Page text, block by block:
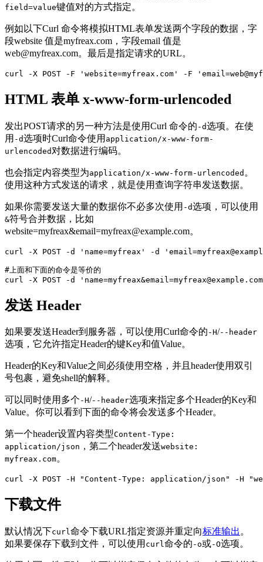
field=value键值对的方式指定。
例如以下Curl 命令将模拟HTML表单发送两个字段的数据，字
段website 值是myfreax.com，字段email 值是
web@myfreax.com。最后是指定请求的URL。
curl -X POST -F 'website=myfreax.com' -F
HTML 表单 x-www-form-urlencoded
发出POST请求的另一种方法是使用Curl 命令的 -d选项。在使
用 -d选项时Curl命令使用 application/x-www-form-
urlencoded 对数据进行编码。
也会指定内容类型为application/x-www-form-urlencoded 。
使用这种方式发送的请求，就是使用查询字符串发送数据。
如果你需要发送大量的数据你不必多次使用 -d选项，可以使用
&符号合并数据，比如
website=myfreax&email=myfreax@example.com。
curl -X POST -d 'name=myfreax' -d
#上面和下面的命令是等价的
curl -X POST -d
发送 Header
如果要发送Header到服务器，可以使用Curl命令的 -H/--header
选项，它允许指定Header的键Key和值Value。
Header的Key和Value之间必须使用空格，并且header使用双引
号包裹，避免shell的解释。
可以同时使用多个 -H/--header选项来指定多个Header的Key和
Value。你可以看到下面的命令将会发送多个Header。
第一个header设置内容类型Content-Type:
application/json ，第二个header发送website:
myfreax.com。
curl -X POST -H "Content-Type: application/json" -H
下载文件
默认情况下curl命令下载URL指定资源并重定向标准输出 。
如果要保存下载到文件，可以使用 curl命令的 -o或-O选项。